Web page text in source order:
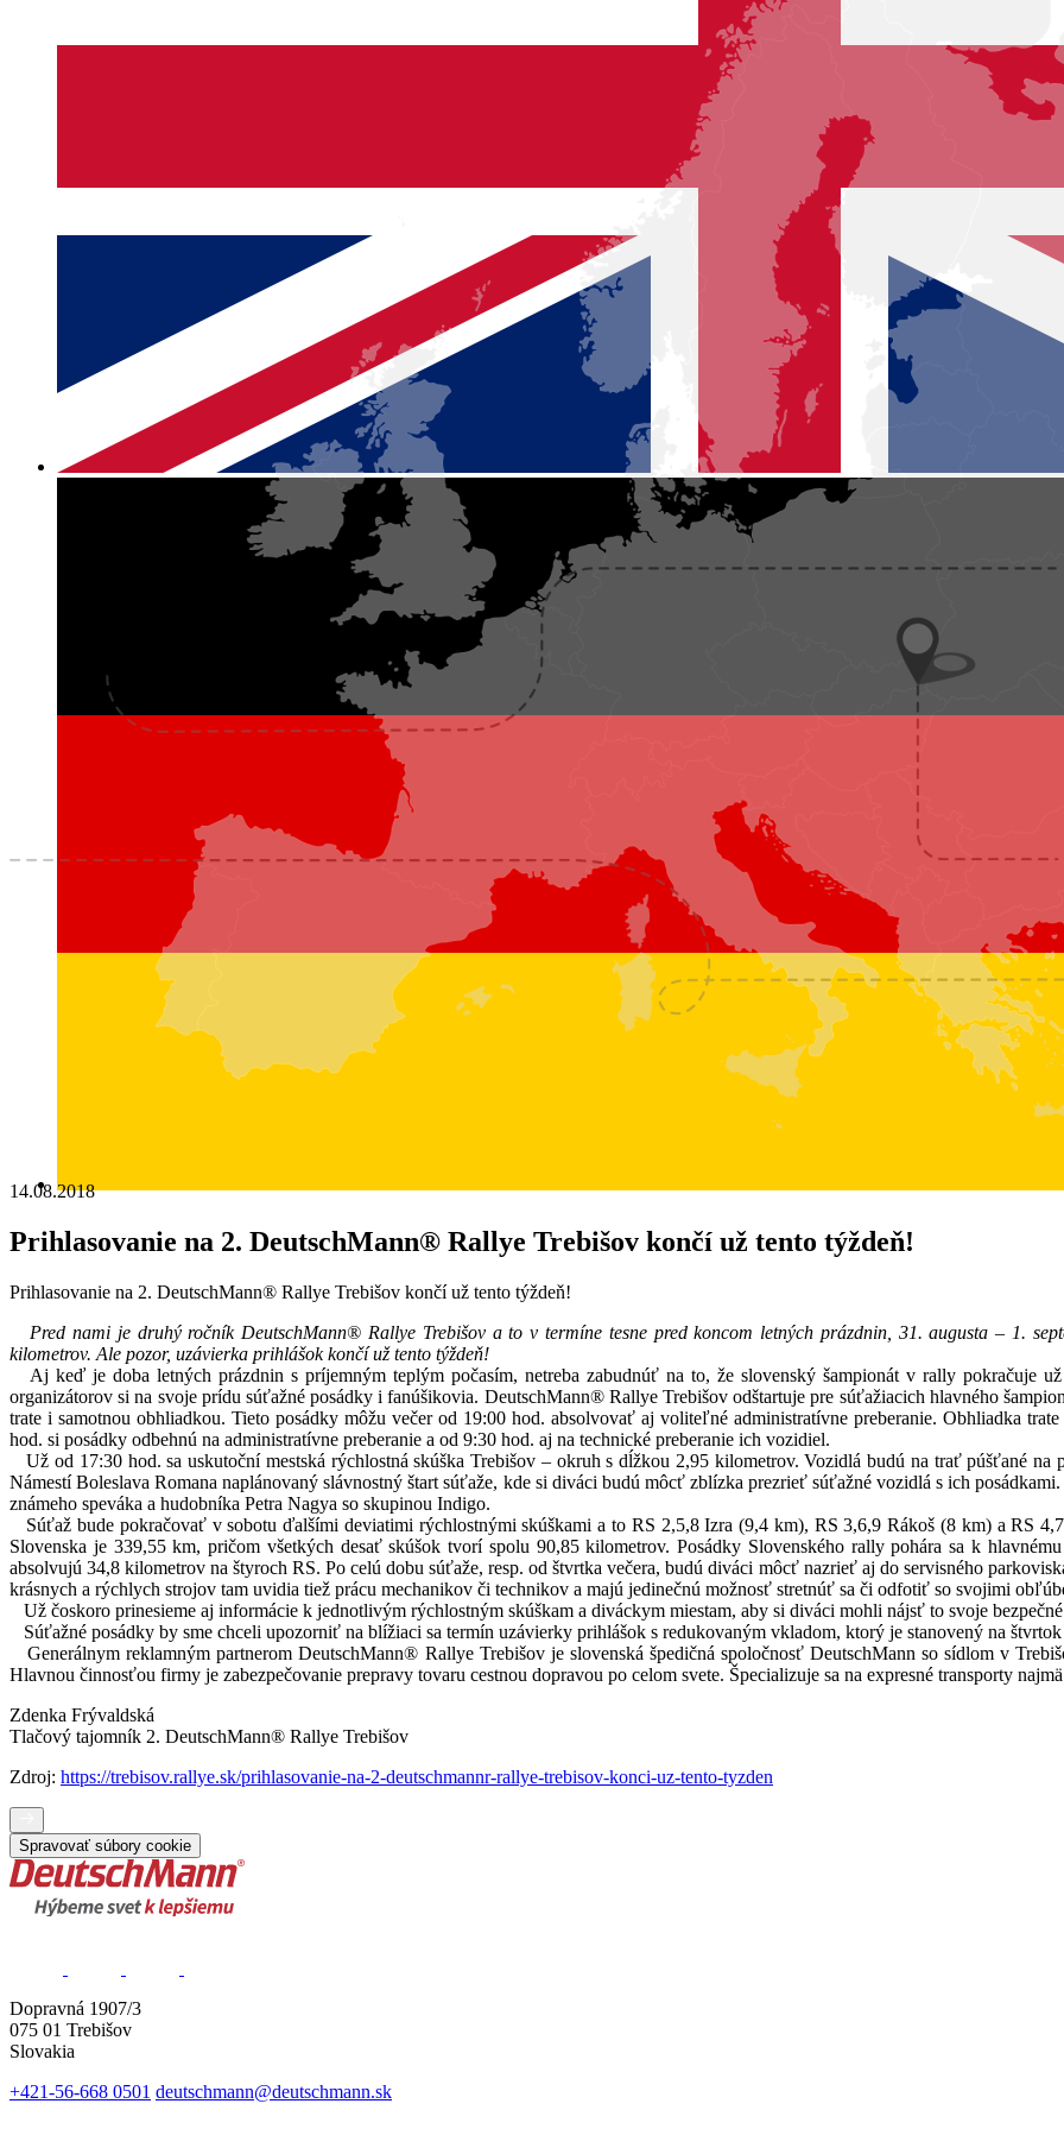
14.08.2018
Prihlasovanie na 2. DeutschMann® Rallye Trebišov končí už tento týždeň!
Prihlasovanie na 2. DeutschMann® Rallye Trebišov končí už tento týždeň!
Pred nami je druhý ročník DeutschMann® Rallye Trebišov a to v termíne tesne pred koncom letných prázdnin, 31. augusta – 1.
kilometrov. Ale pozor, uzávierka prihlášok končí už tento týždeň!
Aj keď je doba letných prázdnin s príjemným teplým počasím, netreba zabudnúť na to, že slovenský šampionát v rally pokračuje
organizátorov si na svoje prídu súťažné posádky i fanúšikovia. DeutschMann® Rallye Trebišov odštartuje pre súťažiacich hlavného
trate i samotnou obhliadkou. Tieto posádky môžu večer od 19:00 hod. absolvovať aj voliteľné administratívne preberanie. Obhliadka
hod. si posádky odbehnú na administratívne preberanie a od 9:30 hod. aj na technické preberanie ich vozidiel.
Už od 17:30 hod. sa uskutoční mestská rýchlostná skúška Trebišov – okruh s dĺžkou 2,95 kilometrov. Vozidlá budú na trať púšťané
Námestí Boleslava Romana naplánovaný slávnostný štart súťaže, kde si diváci budú môcť zblízka prezrieť súťažné vozidlá s ich
známeho speváka a hudobníka Petra Nagya so skupinou Indigo.
Súťaž bude pokračovať v sobotu ďalšími deviatimi rýchlostnými skúškami a to RS 2,5,8 Izra (9,4 km), RS 3,6,9 Rákoš (8 km) a RS
Slovenska je 339,55 km, pričom všetkých desať skúšok tvorí spolu 90,85 kilometrov. Posádky Slovenského rally pohára sa k
absolvujú 34,8 kilometrov na štyroch RS. Po celú dobu súťaže, resp. od štvrtka večera, budú diváci môcť nazrieť aj do servisného
krásnych a rýchlych strojov tam uvidia tiež prácu mechanikov či technikov a majú jedinečnú možnosť stretnúť sa či odfotiť so svojimi
Už čoskoro prinesieme aj informácie k jednotlivým rýchlostným skúškam a diváckym miestam, aby si diváci mohli nájsť to svoje
Súťažné posádky by sme chceli upozorniť na blížiaci sa termín uzávierky prihlášok s redukovaným vkladom, ktorý je stanovený na
Generálnym reklamným partnerom DeutschMann® Rallye Trebišov je slovenská špedičná spoločnosť DeutschMann so sídlom v
Hlavnou činnosťou firmy je zabezpečovanie prepravy tovaru cestnou dopravou po celom svete. Špecializuje sa na expresné transporty
Zdenka Frývaldská
Tlačový tajomník 2. DeutschMann® Rallye Trebišov
Zdroj: https://trebisov.rallye.sk/prihlasovanie-na-2-deutschmannr-rallye-trebisov-konci-uz-tento-tyzden
Spravovať súbory cookie
Dopravná 1907/3
075 01 Trebišov
Slovakia
+421-56-668 0501 deutschmann@deutschmann.sk